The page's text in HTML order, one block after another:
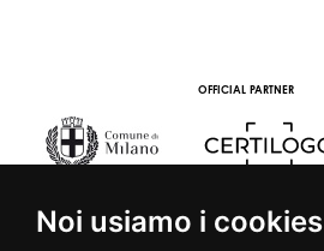
Noi usiamo i cookies
OFFICIAL PARTNER